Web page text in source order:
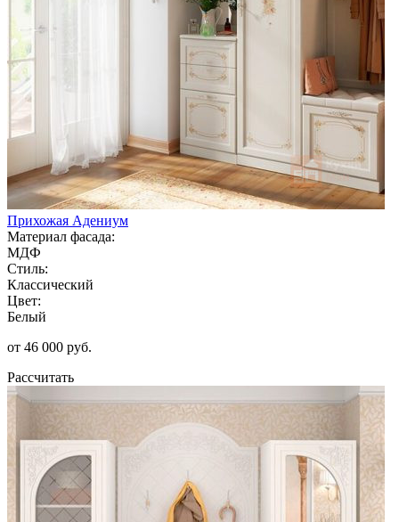
Прихожая Адениум
Материал фасада:
МДФ
Стиль:
Классический
Цвет:
Белый
от 46 000 руб.
Рассчитать